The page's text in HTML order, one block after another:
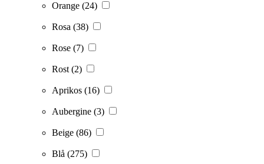
Orange (24)
Rosa (38)
Rose (7)
Rost (2)
Aprikos (16)
Aubergine (3)
Beige (86)
Blå (275)